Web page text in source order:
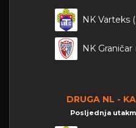
NK Varteks
NK Graničar
DRUGA NL -
Posljednja